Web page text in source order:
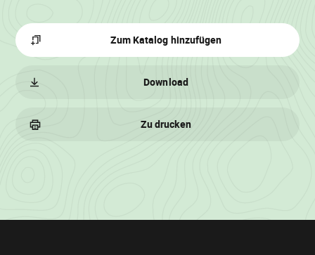
Zum Katalog hinzufügen
Download
Zu drucken
Losinformationen